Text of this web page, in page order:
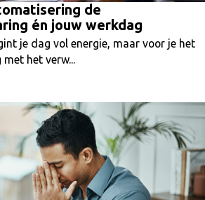
de
én jouw werkdag
je dag vol energie, maar voor je het
het verw...